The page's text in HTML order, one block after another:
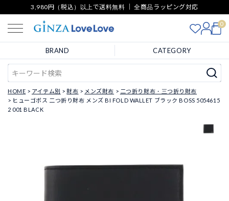
3,980円（税込）以上で送料無料 ｜ 全商品ラッピング対応
0
BRAND CATEGORY
HOME アイテム別 財布 メンズ財布
二つ折り財布・三つ折り財布
ヒューゴボス 二つ折り財布 メンズ BI FOLD WALLET ブラック BOSS 5054615
2 001 BLACK